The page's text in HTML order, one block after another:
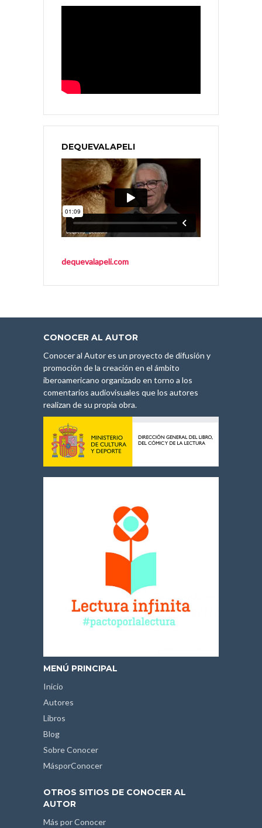
DEQUEVALAPELI
dequevalapeli.com
CONOCER AL AUTOR
Conocer al Autor es un proyecto de difusión y
promoción de la creación en el ámbito
iberoamericano organizado en torno a los
comentarios audiovisuales que los autores
realizan de su propia obra.
MENÚ PRINCIPAL
Inicio
Autores
Libros
Blog
Sobre Conocer
MásporConocer
OTROS SITIOS DE CONOCER AL
AUTOR
Más por Conocer